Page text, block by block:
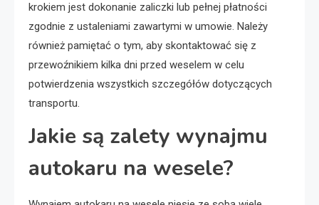
krokiem jest dokonanie zaliczki lub pełnej płatności
zgodnie z ustaleniami zawartymi w umowie. Należy
również pamiętać o tym, aby skontaktować się z
przewoźnikiem kilka dni przed weselem w celu
potwierdzenia wszystkich szczegółów dotyczących
transportu.
Jakie są zalety wynajmu
autokaru na wesele?